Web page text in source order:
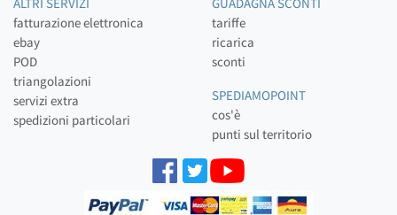
fatturazione elettronica
ebay
POD
triangolazioni
servizi extra
spedizioni particolari
tariffe
ricarica
sconti
SPEDIAMOPOINT
cos'è
punti sul territorio